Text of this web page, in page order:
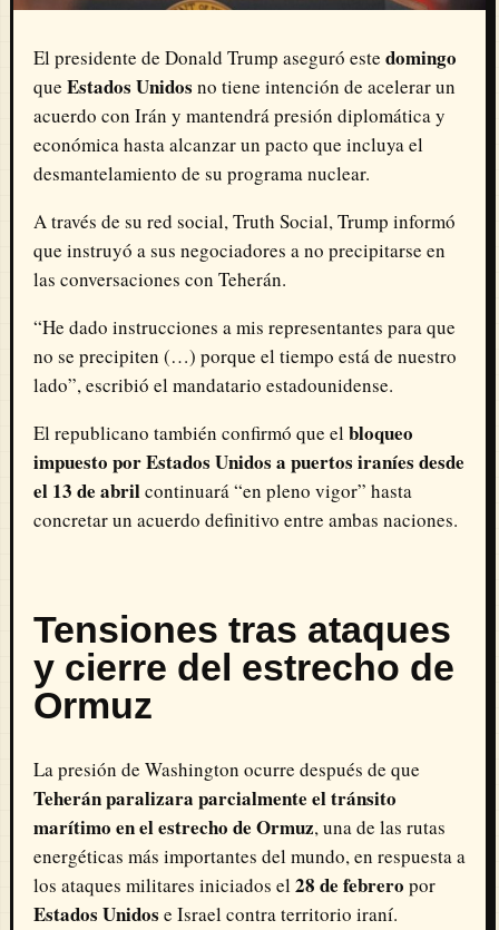
El presidente de Donald Trump aseguró este domingo
que Estados Unidos no tiene intención de acelerar un
acuerdo con Irán y mantendrá presión diplomática y
económica hasta alcanzar un pacto que incluya el
desmantelamiento de su programa nuclear.
A través de su red social,Truth Social, Trump informó
que instruyó a sus negociadores a no precipitarse en
las conversaciones con Teherán.
“He dado instrucciones a mis representantes para que
no se precipiten (…) porque el tiempo está de nuestro
lado”, escribió el mandatario estadounidense.
El republicano también confirmó que el bloqueo
impuesto por Estados Unidos a puertos iraníes desde
el 13 de abrilcontinuará “en pleno vigor” hasta
concretar un acuerdo definitivo entre ambas naciones.
Tensiones tras ataques
y cierre del estrecho de
Ormuz
La presión de Washington ocurre después de que
Teherán paralizara parcialmente el tránsito
marítimo en el estrecho de Ormuz, una de las rutas
energéticas más importantes del mundo, en respuesta a
los ataques militares iniciados el 28 de febrero por
Estados Unidos e Israel contra territorio iraní.